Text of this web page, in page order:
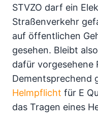
STVZO darf ein
Straßenverkehr
auf öffentlichen
gesehen. Bleibt
dafür vorgesehene
Dementsprechend
Helmpflicht für E
das Tragen eines